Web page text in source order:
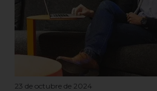
23 de octubre de 2024